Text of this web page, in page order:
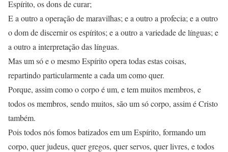
Espírito, os dons de curar;
E a outro a operação de maravilhas; e a outro a profecia; e a outro
o dom de discernir os espíritos; e a outro a variedade de línguas; e
a outro a interpretação das línguas.
Mas um só e o mesmo Espírito opera todas estas coisas,
repartindo particularmente a cada um como quer.
Porque, assim como o corpo é um, e tem muitos membros, e
todos os membros, sendo muitos, são um só corpo, assim é Cristo
também.
Pois todos nós fomos batizados em um Espírito, formando um
corpo, quer judeus, quer gregos, quer servos, quer livres, e todos